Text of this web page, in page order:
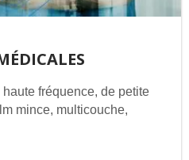
fréquence, de petite
mince, multicouche,